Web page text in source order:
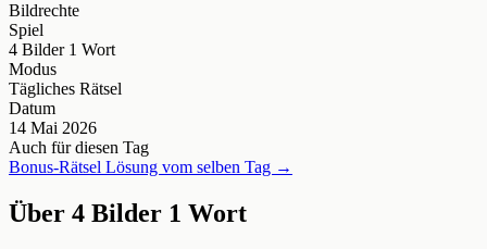
Bildrechte
Spiel
4 Bilder 1 Wort
Modus
Tägliches Rätsel
Datum
14 Mai 2026
Auch für diesen Tag
Bonus-Rätsel Lösung vom selben Tag →
Über 4 Bilder 1 Wort